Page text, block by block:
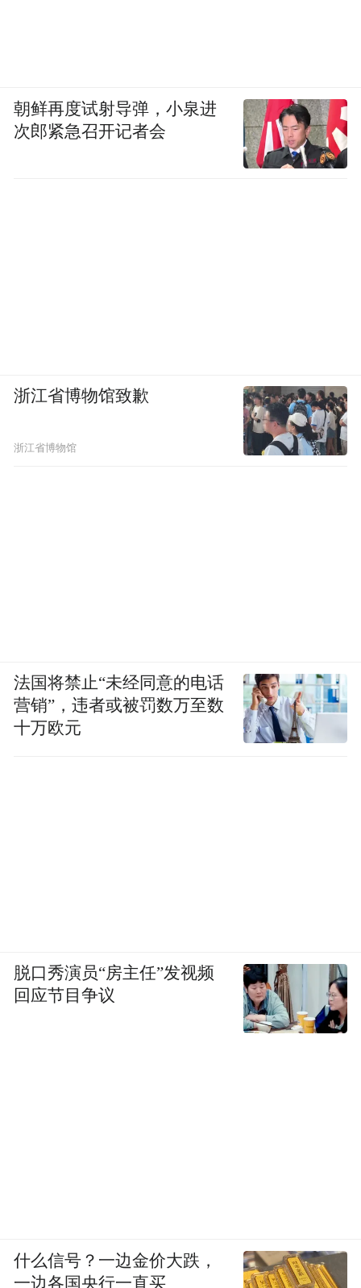
朝鲜再度试射导弹，小泉进
次郎紧急召开记者会
浙江省博物馆致歉
浙江省博物馆
法国将禁止“未经同意的电话
营销”，违者或被罚数万至数
十万欧元
脱口秀演员“房主任”发视频
回应节目争议
什么信号？一边金价大跌，
一边各国央行一直买